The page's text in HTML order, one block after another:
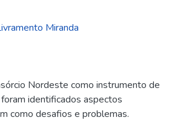
Miranda
Nordeste como instrumento de
identificados aspectos
como desafios e problemas.